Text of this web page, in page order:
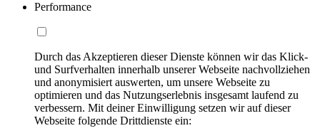
Performance
Durch das Akzeptieren dieser Dienste können wir das Klick-
und Surfverhalten innerhalb unserer Webseite nachvollziehen
und anonymisiert auswerten, um unsere Webseite zu
optimieren und das Nutzungserlebnis insgesamt laufend zu
verbessern. Mit deiner Einwilligung setzen wir auf dieser
Webseite folgende Drittdienste ein: